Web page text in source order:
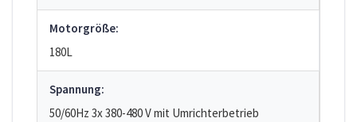
Motorgröße:
180L
Spannung:
50/60Hz 3x 380-480 V mit Umrichterbetrieb